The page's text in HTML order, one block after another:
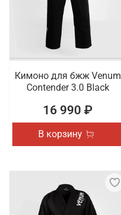
Кимоно для бжж Venum
Contender 3.0 Black
16 990 ₽
В корзину